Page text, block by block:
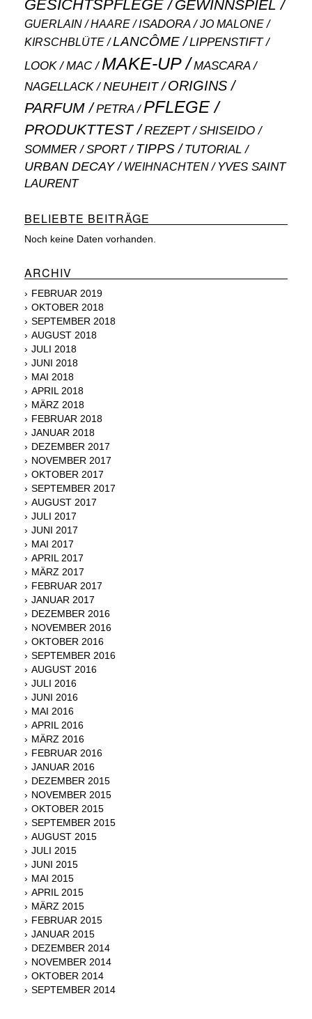
GESICHTSPFLEGE GEWINNSPIEL
GUERLAIN HAARE ISADORA JO MALONE
KIRSCHBLÜTE LANCÔME LIPPENSTIFT
LOOK MAC MAKE-UP MASCARA
NAGELLACK NEUHEIT ORIGINS
PARFUM PETRA PFLEGE
PRODUKTTEST REZEPT SHISEIDO
SOMMER SPORT TIPPS TUTORIAL
URBAN DECAY WEIHNACHTEN
YVES SAINT
LAURENT
BELIEBTE BEITRÄGE
Noch keine Daten vorhanden.
ARCHIV
FEBRUAR 2019
OKTOBER 2018
SEPTEMBER 2018
AUGUST 2018
JULI 2018
JUNI 2018
MAI 2018
APRIL 2018
MÄRZ 2018
FEBRUAR 2018
JANUAR 2018
DEZEMBER 2017
NOVEMBER 2017
OKTOBER 2017
SEPTEMBER 2017
AUGUST 2017
JULI 2017
JUNI 2017
MAI 2017
APRIL 2017
MÄRZ 2017
FEBRUAR 2017
JANUAR 2017
DEZEMBER 2016
NOVEMBER 2016
OKTOBER 2016
SEPTEMBER 2016
AUGUST 2016
JULI 2016
JUNI 2016
MAI 2016
APRIL 2016
MÄRZ 2016
FEBRUAR 2016
JANUAR 2016
DEZEMBER 2015
NOVEMBER 2015
OKTOBER 2015
SEPTEMBER 2015
AUGUST 2015
JULI 2015
JUNI 2015
MAI 2015
APRIL 2015
MÄRZ 2015
FEBRUAR 2015
JANUAR 2015
DEZEMBER 2014
NOVEMBER 2014
OKTOBER 2014
SEPTEMBER 2014